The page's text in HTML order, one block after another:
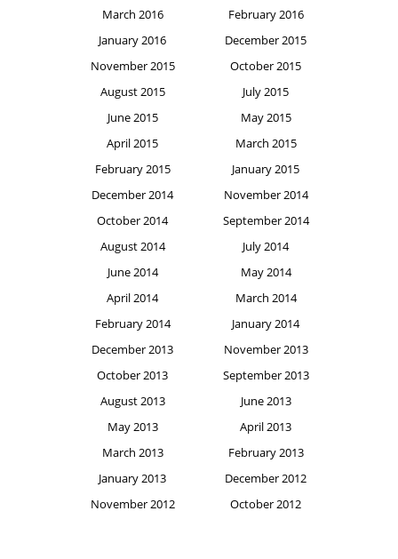
March 2016
February 2016
January 2016
December 2015
November 2015
October 2015
August 2015
July 2015
June 2015
May 2015
April 2015
March 2015
February 2015
January 2015
December 2014
November 2014
October 2014
September 2014
August 2014
July 2014
June 2014
May 2014
April 2014
March 2014
February 2014
January 2014
December 2013
November 2013
October 2013
September 2013
August 2013
June 2013
May 2013
April 2013
March 2013
February 2013
January 2013
December 2012
November 2012
October 2012